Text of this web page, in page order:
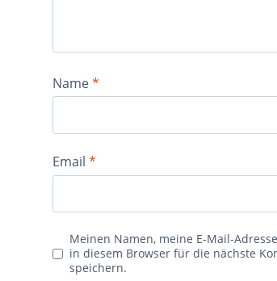
Name*
Email *
Meinen Namen, meine E-Mail-
in diesem Browser für die nächste
speichern.